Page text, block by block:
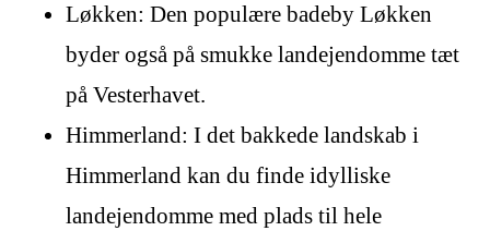
Løkken: Den populære badeby Løkken
byder også på smukke landejendomme tæt
på Vesterhavet.
Himmerland: I det bakkede landskab i
Himmerland kan du finde idylliske
landejendomme med plads til hele